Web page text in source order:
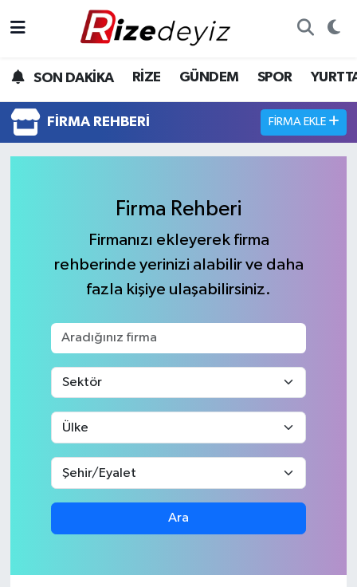
SON DAKİKA RİZE GÜNDEM SPOR
FIRMA REHBERI FIRMA EKLE
Firma Rehberi
Firmanızı ekleyerek firma
rehberinde yerinizi alabilir ve daha
fazla kişiye ulaşabilirsiniz.
Ara
Gündem
Yurttan Haberler
Sağlık
Rize Hava Durumu
Rize Trafik Yoğunluk Haritası
Son Dakika Haberleri